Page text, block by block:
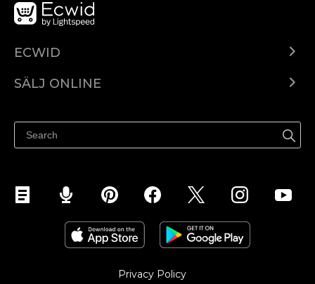
ECWID
Pris
SÄLJ ONLINE
Sälj på Facebook
Sälj på Instagram
Privacy Policy